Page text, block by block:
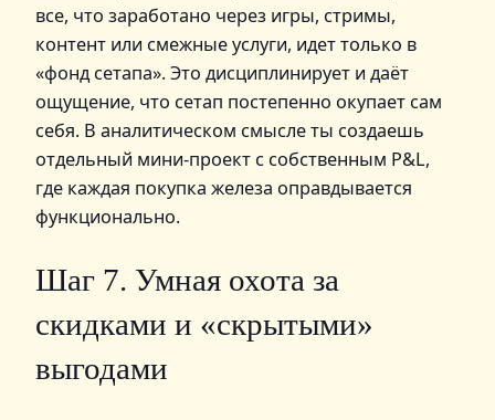
все, что заработано через игры, стримы,
контент или смежные услуги, идет только в
«фонд сетапа». Это дисциплинирует и даёт
ощущение, что сетап постепенно окупает сам
себя. В аналитическом смысле ты создаешь
отдельный мини-проект с собственным P&L,
где каждая покупка железа оправдывается
функционально.
Шаг 7. Умная охота за
скидками и «скрытыми»
выгодами